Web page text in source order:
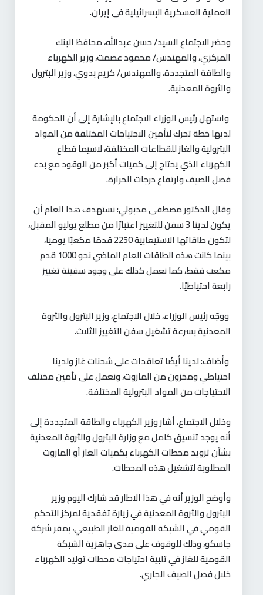
العملية العسكرية الإسرائيلية فى إيران.
وحضر الاجتماع السيد/ حسن عبدالله، محافظ البنك
المركزي، والمهندس/ محمود عصمت، وزير الكهرباء
والطاقة المتجددة، والمهندس/ كريم بدوي، وزير البترول
والثروة المعدنية.
واستهل رئيس الوزراء الاجتماع بالإشارة إلى أن الحكومة
لديها خطة تحرك لتأمين الاحتياجات المختلفة من المواد
البترولية والغاز للقطاعات المختلفة، لاسيما قطاع
الكهرباء الذي يحتاج إلى كميات أكبر من الوقود مع بدء
فصل الصيف وارتفاع درجات الحرارة.
وقال الدكتور مصطفى مدبولي: نستهدف هذا العام أن
يكون لدينا 3 سفن للتغييز اعتبارًا من مطلع يوليو المقبل،
لتكون طاقاتها الاستيعابية 2250 قدمًا مكعبًا يوميا،
بينما كانت هذه الطاقات العام الماضي نحو 1000 قدم
مكعب فقط، كما نعمل كذلك على وجود سفينة تغييز
رابعة احتياطيًا.
ووجّه رئيس الوزراء، خلال الاجتماع، وزير البترول والثروة
المعدنية بسرعة تشغيل سفن التغييز الثلاث.
وأضاف: لدينا أيضًا تعاقدات على شحنات غاز ولدينا
احتياطي ومخزون من المازوت، ونعمل على تأمين مختلف
الاحتياجات من المواد البترولية المختلفة.
وخلال الاجتماع، أشار وزير الكهرباء والطاقة المتجددة إلى
أنه يوجد تنسيق كامل مع وزارة البترول والثروة المعدنية
بشأن تزويد محطات الكهرباء بكميات الغاز أو المازوت
المطلوبة لتشغيل هذه المحطات.
وأوضح الوزير أنه في هذا الاطار قد شارك اليوم وزير
البترول والثروة المعدنية في زيارة تفقدية لمركز التحكم
القومي في الشبكة القومية للغاز الطبيعي، بمقر شركة
جاسكو، وذلك للوقوف على مدى جاهزية الشبكة
القومية للغاز في تلبية احتياجات محطات توليد الكهرباء
خلال فصل الصيف الجاري.